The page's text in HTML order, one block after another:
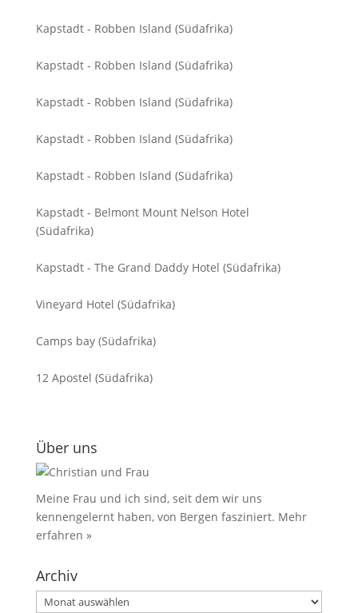
Kapstadt - Robben Island (Südafrika)
Kapstadt - Robben Island (Südafrika)
Kapstadt - Robben Island (Südafrika)
Kapstadt - Robben Island (Südafrika)
Kapstadt - Robben Island (Südafrika)
Kapstadt - Belmont Mount Nelson Hotel
(Südafrika)
Kapstadt - The Grand Daddy Hotel (Südafrika)
Vineyard Hotel (Südafrika)
Camps bay (Südafrika)
12 Apostel (Südafrika)
Über uns
Meine Frau und ich sind, seit dem wir uns
kennengelernt haben, von Bergen fasziniert. Mehr
erfahren »
Archiv
Archiv